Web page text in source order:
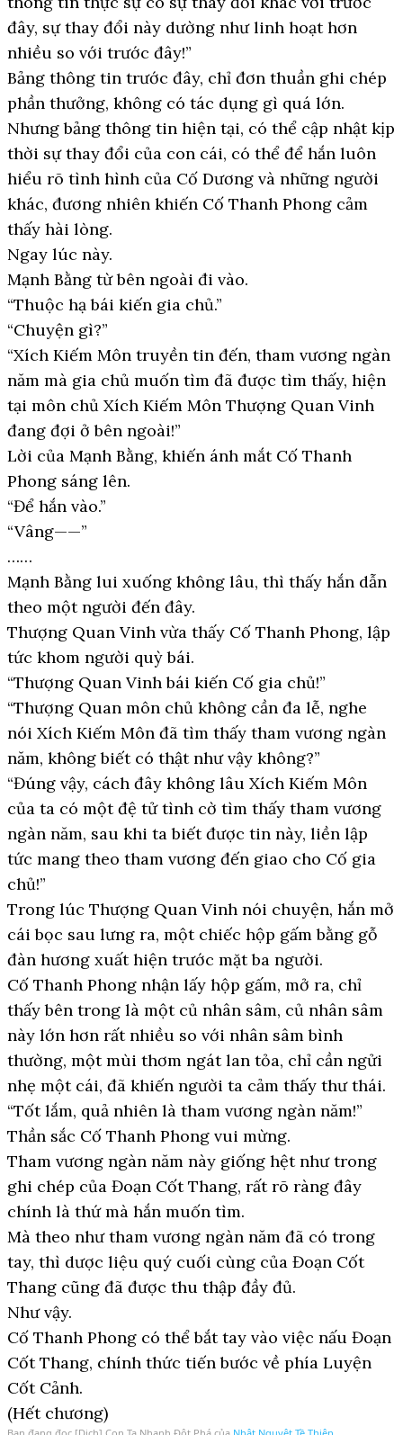
đây, sự thay đổi này dường như linh hoạt hơn
nhiều so với trước đây!”
Bảng thông tin trước đây, chỉ đơn thuần ghi chép
phần thưởng, không có tác dụng gì quá lớn.
Nhưng bảng thông tin hiện tại, có thể cập nhật kịp
thời sự thay đổi của con cái, có thể để hắn luôn
hiểu rõ tình hình của Cố Dương và những người
khác, đương nhiên khiến Cố Thanh Phong cảm
thấy hài lòng.
Ngay lúc này.
Mạnh Bằng từ bên ngoài đi vào.
“Thuộc hạ bái kiến gia chủ.”
“Chuyện gì?”
“Xích Kiếm Môn truyền tin đến, tham vương ngàn
năm mà gia chủ muốn tìm đã được tìm thấy, hiện
tại môn chủ Xích Kiếm Môn Thượng Quan Vinh
đang đợi ở bên ngoài!”
Lời của Mạnh Bằng, khiến ánh mắt Cố Thanh
Phong sáng lên.
“Để hắn vào.”
“Vâng——”
……
Mạnh Bằng lui xuống không lâu, thì thấy hắn dẫn
theo một người đến đây.
Thượng Quan Vinh vừa thấy Cố Thanh Phong, lập
tức khom người quỳ bái.
“Thượng Quan Vinh bái kiến Cố gia chủ!”
“Thượng Quan môn chủ không cần đa lễ, nghe
nói Xích Kiếm Môn đã tìm thấy tham vương ngàn
năm, không biết có thật như vậy không?”
“Đúng vậy, cách đây không lâu Xích Kiếm Môn
của ta có một đệ tử tình cờ tìm thấy tham vương
ngàn năm, sau khi ta biết được tin này, liền lập
tức mang theo tham vương đến giao cho Cố gia
chủ!”
Trong lúc Thượng Quan Vinh nói chuyện, hắn mở
cái bọc sau lưng ra, một chiếc hộp gấm bằng gỗ
đàn hương xuất hiện trước mặt ba người.
Cố Thanh Phong nhận lấy hộp gấm, mở ra, chỉ
thấy bên trong là một củ nhân sâm, củ nhân sâm
này lớn hơn rất nhiều so với nhân sâm bình
thường, một mùi thơm ngát lan tỏa, chỉ cần ngửi
nhẹ một cái, đã khiến người ta cảm thấy thư thái.
“Tốt lắm, quả nhiên là tham vương ngàn năm!”
Thần sắc Cố Thanh Phong vui mừng.
Tham vương ngàn năm này giống hệt như trong
ghi chép của Đoạn Cốt Thang, rất rõ ràng đây
chính là thứ mà hắn muốn tìm.
Mà theo như tham vương ngàn năm đã có trong
tay, thì dược liệu quý cuối cùng của Đoạn Cốt
Thang cũng đã được thu thập đầy đủ.
Như vậy.
Cố Thanh Phong có thể bắt tay vào việc nấu Đoạn
Cốt Thang, chính thức tiến bước về phía Luyện
Cốt Cảnh.
(Hết chương)